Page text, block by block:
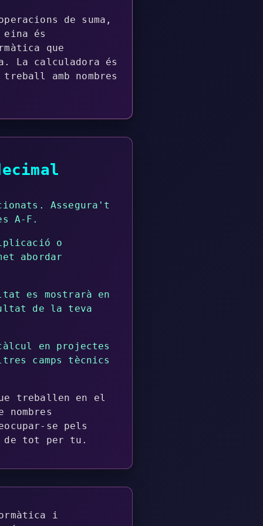
de suma,
és
que
La calculadora és
amb nombres
Assegura't
A-F.
o
abordar
es mostrarà en
de la teva
en projectes
camps tècnics
treballen en el
se pels
de tot per tu.
i